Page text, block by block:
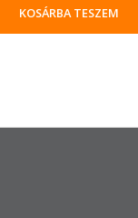
KOSÁRBA TESZEM